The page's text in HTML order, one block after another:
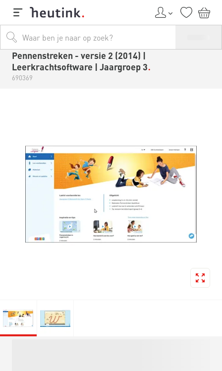
Pennenstreken - versie 2 (2014) |
Leerkrachtsoftware | Jaargroep 3
690369